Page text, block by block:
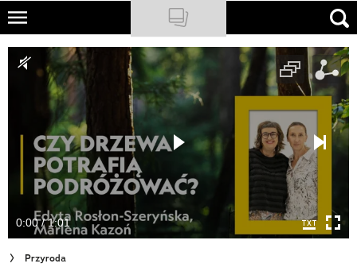
Skip
main
content
NATIONAL GEOGRAPHIC
TRAVELER
PODCASTY
Sklep
Newsletter
Cuda Polski
Wielki Konkurs Fotograficzny
0:00 / 1:01
Przyroda